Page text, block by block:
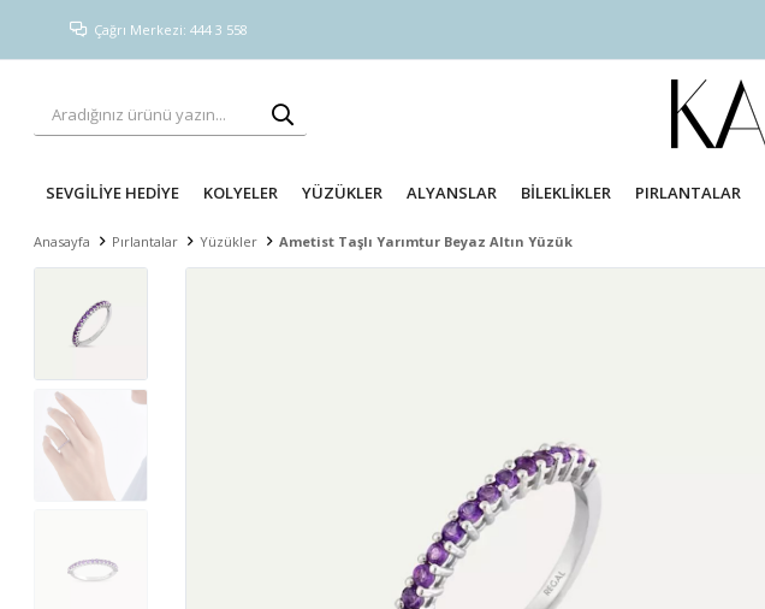
Çağrı Merkezi: 444 3 558
SEVGİLİYE HEDİYE KOLYELER YÜZÜKLER ALYANSLAR BİLEKLİKLER PIRLANTALAR
Anasayfa Pırlantalar Yüzükler Ametist Taşlı Yarımtur Beyaz Altın Yüzük